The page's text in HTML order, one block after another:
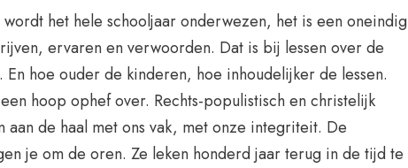
het hele schooljaar onderwezen, het is een oneindig
ervaren en verwoorden. Dat is bij lessen over de
En hoe ouder de kinderen, hoe inhoudelijker de lessen.
hoop ophef over. Rechts-populistisch en christelijk
aan de haal met ons vak, met onze integriteit. De
je om de oren. Ze leken honderd jaar terug in de tijd te